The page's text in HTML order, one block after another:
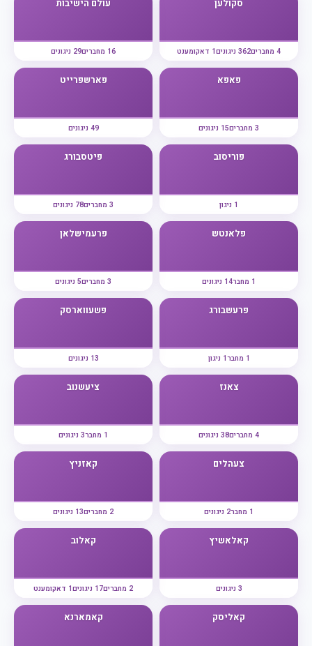
סקולען
4 מחברים 362 ניגונים 1 דאקומענט
עולם הישיבות
16 מחברים 29 ניגונים
פאפא
3 מחברים 15 ניגונים
פארשפרייט
49 ניגונים
פוריסוב
1 ניגון
פיטסבורג
3 מחברים 78 ניגונים
פלאנטש
1 מחבר 14 ניגונים
פרעמישלאן
3 מחברים 5 ניגונים
פרעשבורג
1 מחבר 1 ניגון
פשעווארסק
13 ניגונים
צאנז
4 מחברים 38 ניגונים
ציעשנוב
1 מחבר 3 ניגונים
צעהלים
1 מחבר 2 ניגונים
קאזניץ
2 מחברים 13 ניגונים
קאלאשיץ
3 ניגונים
קאלוב
2 מחברים 17 ניגונים 1 דאקומענט
קאליסק קאמארנא